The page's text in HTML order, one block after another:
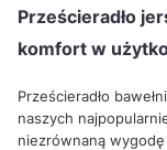
Prześcieradło
komfort w
Prześcieradło
naszych
niezrównaną